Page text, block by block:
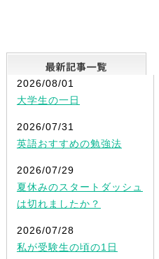
2026/08/01
大学生の一日
2026/07/31
英語おすすめの勉強法
2026/07/29
夏休みのスタートダッシュ
は切れましたか？
2026/07/28
私が受験生の頃の1日